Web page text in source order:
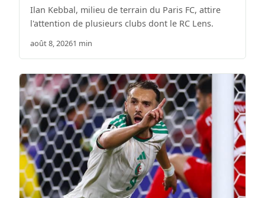
Ilan Kebbal, milieu de terrain du Paris FC, attire
l'attention de plusieurs clubs dont le RC Lens.
août 8, 20261 min